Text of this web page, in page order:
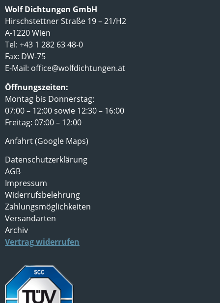
Wolf Dichtungen GmbH
Hirschstettner Straße 19 – 21/H2
A-1220 Wien
Tel: +43 1 282 63 48-0
Fax: DW-75
E-Mail: office@wolfdichtungen.at
Öffnungszeiten:
Montag bis Donnerstag:
07:00 – 12:00 sowie 12:30 – 16:00
Freitag: 07:00 – 12:00
Anfahrt (Google Maps)
Datenschutzerklärung
AGB
Impressum
Widerrufsbelehrung
Zahlungsmöglichkeiten
Versandarten
Archiv
Vertrag widerrufen